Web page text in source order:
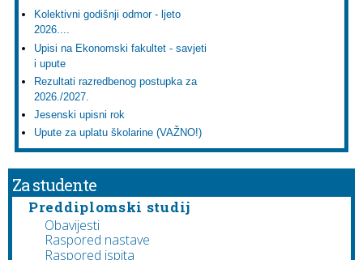
Kolektivni godišnji odmor - ljeto
2026....
Upisi na Ekonomski fakultet - savjeti
i upute
Rezultati razredbenog postupka za
2026./2027.
Jesenski upisni rok
Upute za uplatu školarine (VAŽNO!)
Za studente
Preddiplomski studij
Obavijesti
Raspored nastave
Raspored ispita